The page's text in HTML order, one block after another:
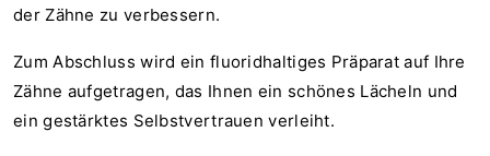
der Zähne zu verbessern.
Zum Abschluss wird ein fluoridhaltiges Präparat auf Ihre
Zähne aufgetragen, das Ihnen ein schönes Lächeln und
ein gestärktes Selbstvertrauen verleiht.